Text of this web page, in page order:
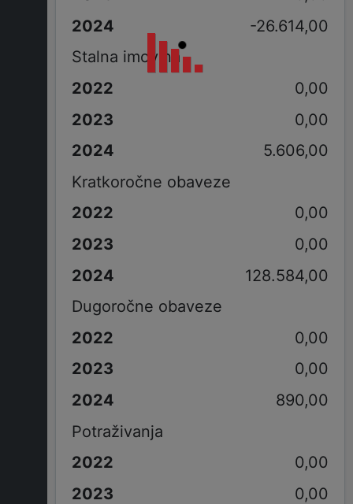
-26.614,00
Stalna imovina
0,00
0,00
5.606,00
Kratkoročne obaveze
0,00
0,00
128.584,00
Dugoročne obaveze
0,00
0,00
890,00
Potraživanja
0,00
0,00